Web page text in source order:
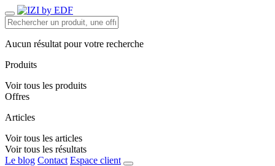
Aucun résultat pour votre recherche
Produits
Voir tous les produits
Offres
Articles
Voir tous les articles
Voir tous les résultats
Le blog Contact Espace client